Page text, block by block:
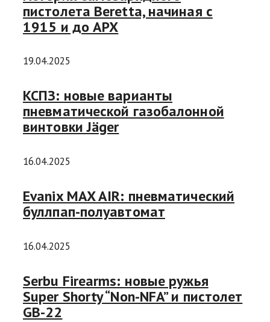
пистолета Beretta, начиная с
1915 и до APX
19.04.2025
КСПЗ: новые варианты
пневматической газобалонной
винтовки Jäger
16.04.2025
Evanix MAX AIR: пневматический
буллпап-полуавтомат
16.04.2025
Serbu Firearms: новые ружья
Super Shorty “Non-NFA” и пистолет
GB-22